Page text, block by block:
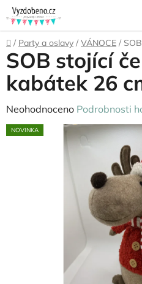
Přejít
na
obsah
Domů
/ Party a oslavy / VÁNOCE /
SOB stojící
kabátek 26
Průměrné
hodnocení
Neohodnoceno Podrobnosti
NOVINKA